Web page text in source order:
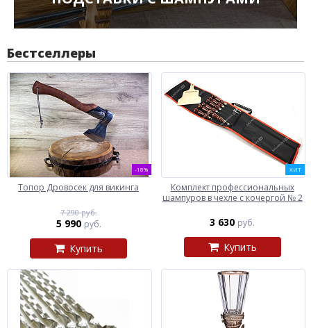
Бестселлеры
-18%
Топор Дровосек для викинга
7 290 руб.
5 990 руб.
Купить
ХИТ
Комплект профессиональных
шампуров в чехле с кочергой № 2
3 630 руб.
Купить